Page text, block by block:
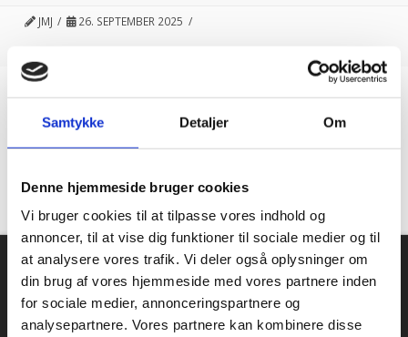
Samtykke Detaljer Om
Denne hjemmeside bruger cookies
Vi bruger cookies til at tilpasse vores indhold og
annoncer, til at vise dig funktioner til sociale medier og til
at analysere vores trafik. Vi deler også oplysninger om
din brug af vores hjemmeside med vores partnere inden
for sociale medier, annonceringspartnere og
analysepartnere. Vores partnere kan kombinere disse
JMJ 26. SEPTEMBER 2025
Kundetilfredshed
“Altid flinke og hjælpsom”
Vurderet af Georg
Om Industriopvasker.dk
Danmarks største sortiment, mange forskellige producenter
og en massiv erfaring indenfor industriopvaskemaskiner.
Hos industriopvasker.dk er du sikker på at få en REN opvask,